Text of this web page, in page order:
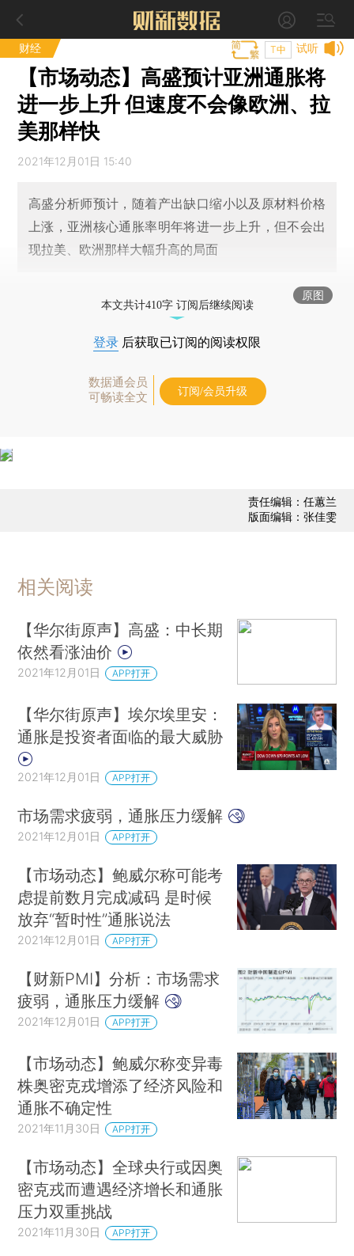
财经 试听
T中
【市场动态】高盛预计亚洲通胀将
进一步上升 但速度不会像欧洲、拉
美那样快
2021年12月01日 15:40
高盛分析师预计，随着产出缺口缩小以及原材料价格
上涨，亚洲核心通胀率明年将进一步上升，但不会出
现拉美、欧洲那样大幅升高的局面
原图
本文共计410字 订阅后继续阅读
登录 后获取已订阅的阅读权限
数据通会员
可畅读全文
订阅/会员升级
责任编辑：任蕙兰
版面编辑：张佳雯
相关阅读
【华尔街原声】高盛：中长期
依然看涨油价
2021年12月01日 APP打开
【华尔街原声】埃尔埃里安：
通胀是投资者面临的最大威胁
2021年12月01日 APP打开
市场需求疲弱，通胀压力缓解
2021年12月01日 APP打开
【市场动态】鲍威尔称可能考
虑提前数月完成减码 是时候
放弃“暂时性”通胀说法
2021年12月01日 APP打开
【财新PMI】分析：市场需求
疲弱，通胀压力缓解
2021年12月01日 APP打开
【市场动态】鲍威尔称变异毒
株奥密克戎增添了经济风险和
通胀不确定性
2021年11月30日 APP打开
【市场动态】全球央行或因奥
密克戎而遭遇经济增长和通胀
压力双重挑战
2021年11月30日 APP打开